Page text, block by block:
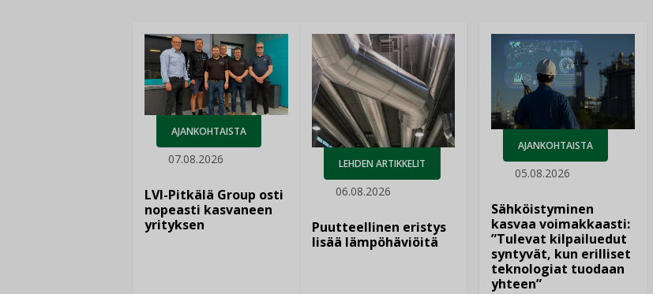
AJANKOHTAISTA
07.08.2026
LVI-Pitkälä Group osti
nopeasti kasvaneen
yrityksen
LEHDEN ARTIKKELIT
06.08.2026
Puutteellinen eristys
lisää lämpöhäviöitä
AJANKOHTAISTA
05.08.2026
Sähköistyminen
kasvaa voimakkaasti:
”Tulevat kilpailuedut
syntyvät, kun erilliset
teknologiat tuodaan
yhteen”